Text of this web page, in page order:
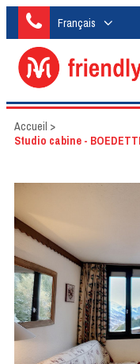
Français
Accueil >
Studio cabine -